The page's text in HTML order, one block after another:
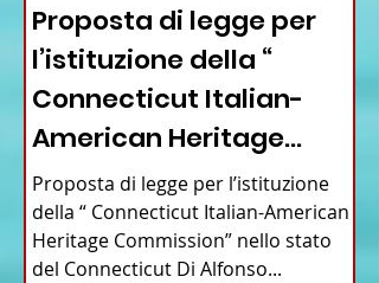
Proposta di legge per
l’istituzione della “
Connecticut Italian-
American Heritage
Commission” nello stato
del Connecticut
Proposta di legge per l’istituzione
della “ Connecticut Italian-American
Heritage Commission” nello stato
del Connecticut Di Alfonso...